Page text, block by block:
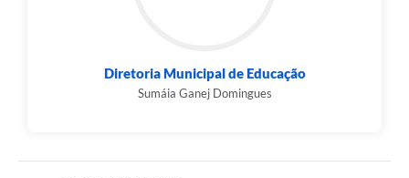
Diretoria Municipal de Educação
Sumáia Ganej Domingues